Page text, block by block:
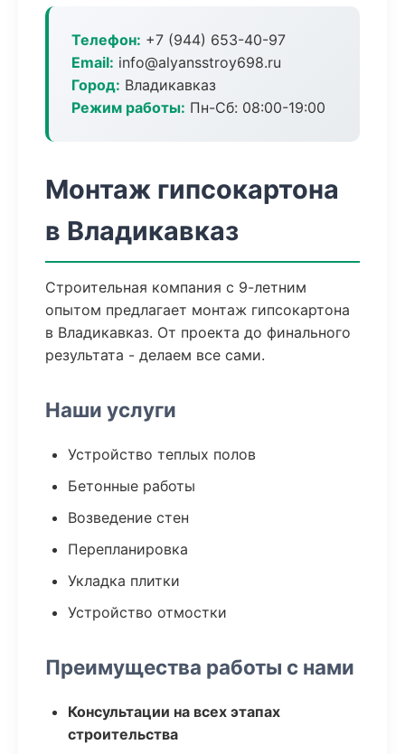
Телефон: +7 (944) 653-40-97
Email: info@alyansstroy698.ru
Город: Владикавказ
Режим работы: Пн-Сб: 08:00-19:00
Монтаж гипсокартона
в Владикавказ
Строительная компания с 9-летним
опытом предлагает монтаж гипсокартона
в Владикавказ. От проекта до финального
результата - делаем все сами.
Наши услуги
Устройство теплых полов
Бетонные работы
Возведение стен
Перепланировка
Укладка плитки
Устройство отмостки
Преимущества работы с нами
Консультации на всех этапах
строительства